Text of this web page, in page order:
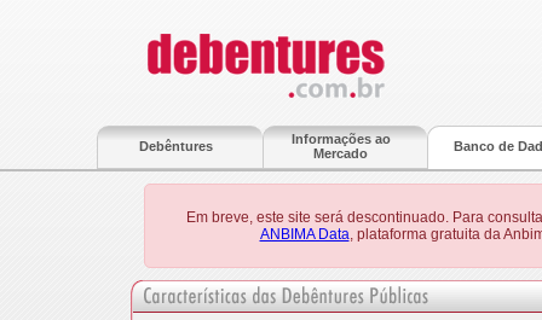
Debêntures
Informações ao
Mercado
Banco de
Em breve, este site será descontinuado. Para
ANBIMA Data, plataforma gratuita da